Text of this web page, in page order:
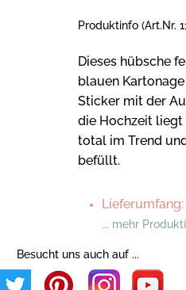
Produktinfo (Art.Nr.
Dieses hübsche
blauen
Sticker mit der
die Hochzeit liegt
total im Trend
befüllt.
... mehr
Besucht uns auch auf ...